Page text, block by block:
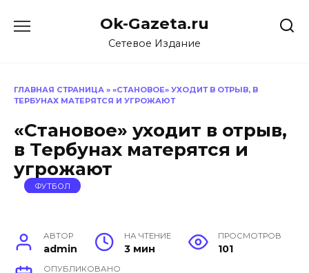
Ok-Gazeta.ru
Сетевое Издание
ГЛАВНАЯ СТРАНИЦА » «СТАНОВОЕ» УХОДИТ В ОТРЫВ, В
ТЕРБУНАХ МАТЕРЯТСЯ И УГРОЖАЮТ
«Становое» уходит в отрыв,
в Тербунах матерятся и
угрожают
ФУТБОЛ
АВТОР
admin
НА ЧТЕНИЕ
3 мин
ПРОСМОТРОВ
101
ОПУБЛИКОВАНО